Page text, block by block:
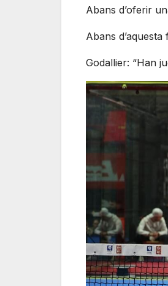
Abans d’oferir
Abans
Godallier: “Han